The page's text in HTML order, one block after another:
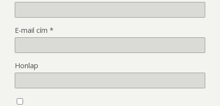
E-mail cím *
Honlap